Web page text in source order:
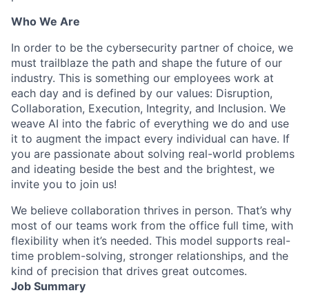
Who We Are
In order to be the cybersecurity partner of choice, we
must trailblaze the path and shape the future of our
industry. This is something our employees work at
each day and is defined by our values: Disruption,
Collaboration, Execution, Integrity, and Inclusion. We
weave AI into the fabric of everything we do and use
it to augment the impact every individual can have. If
you are passionate about solving real-world problems
and ideating beside the best and the brightest, we
invite you to join us!
We believe collaboration thrives in person. That’s why
most of our teams work from the office full time, with
flexibility when it’s needed. This model supports real-
time problem-solving, stronger relationships, and the
kind of precision that drives great outcomes.
Job Summary